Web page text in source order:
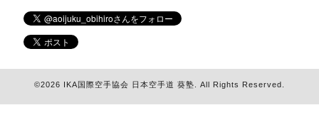
©2026 IKA国際空手協会 日本空手道 葵塾 . All Rights Reserved.